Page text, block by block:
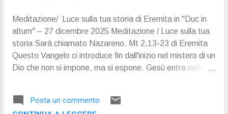
proprio irrilevante delle cessioni territoriali che Kiev deve
accettare per fermare l'offensiva russa. Nelle ultime 72
ore Zelensky non ha fatto molto per favorire il successo
del negoziato. Ha ribadito che la presenza di tr...
Meditazione/ Luce sulla tua storia di Eremita in "Duc in
altum" – 27 dicembre 2025 Meditazione / Luce sulla tua
storia Sarà chiamato Nazareno. Mt 2,13-23 di Eremita
Questo Vangelo ci introduce fin dall'inizio nel mistero di un
Dio che non si impone, ma si espone. Gesù entra nella
viene protetto da una vita senza pericoli, ma è
Posta un commento